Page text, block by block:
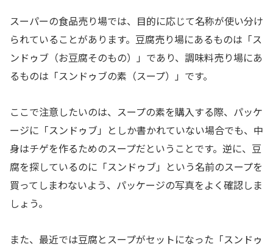
スーパーの食品売り場では、目的に応じて名称が使い分け
られていることがあります。豆腐売り場にあるものは「ス
ンドゥブ（お豆腐そのもの）」であり、調味料売り場にあ
るものは「スンドゥブの素（スープ）」です。
ここで注意したいのは、スープの素を購入する際、パッケ
ージに「スンドゥブ」としか書かれていない場合でも、中
身はチゲを作るためのスープだということです。逆に、豆
腐を探しているのに「スンドゥブ」という名前のスープを
買ってしまわないよう、パッケージの写真をよく確認しま
しょう。
また、最近では豆腐とスープがセットになった「スンドゥ